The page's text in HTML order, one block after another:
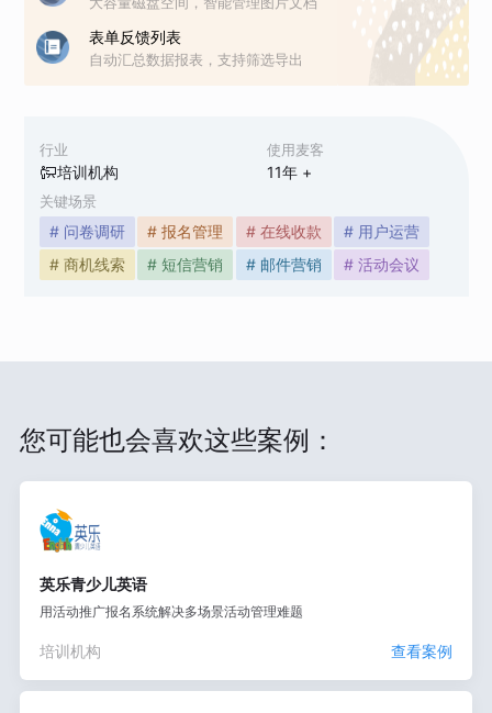
行业
培训机构
使用麦客
11年 +
关键场景
# 问卷调研 # 报名管理 # 在线收款
# 用户运营
# 商机线索
# 短信营销 # 邮件营销 # 活动会议
表单反馈列表
自动汇总数据报表，支持筛选导出
您可能也会喜欢这些案例：
英乐青少儿英语
用活动推广报名系统解决多场景活动管理难题
培训机构 查看案例